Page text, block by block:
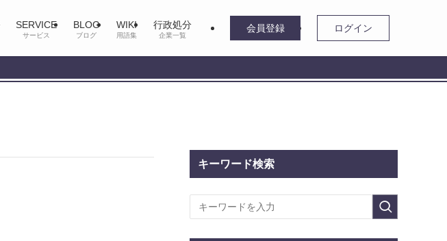
SERVICE
サービス
BLOG
ブログ
WIKI
用語集
行政処分
企業一覧
会員登録 ログイン
キーワード検索